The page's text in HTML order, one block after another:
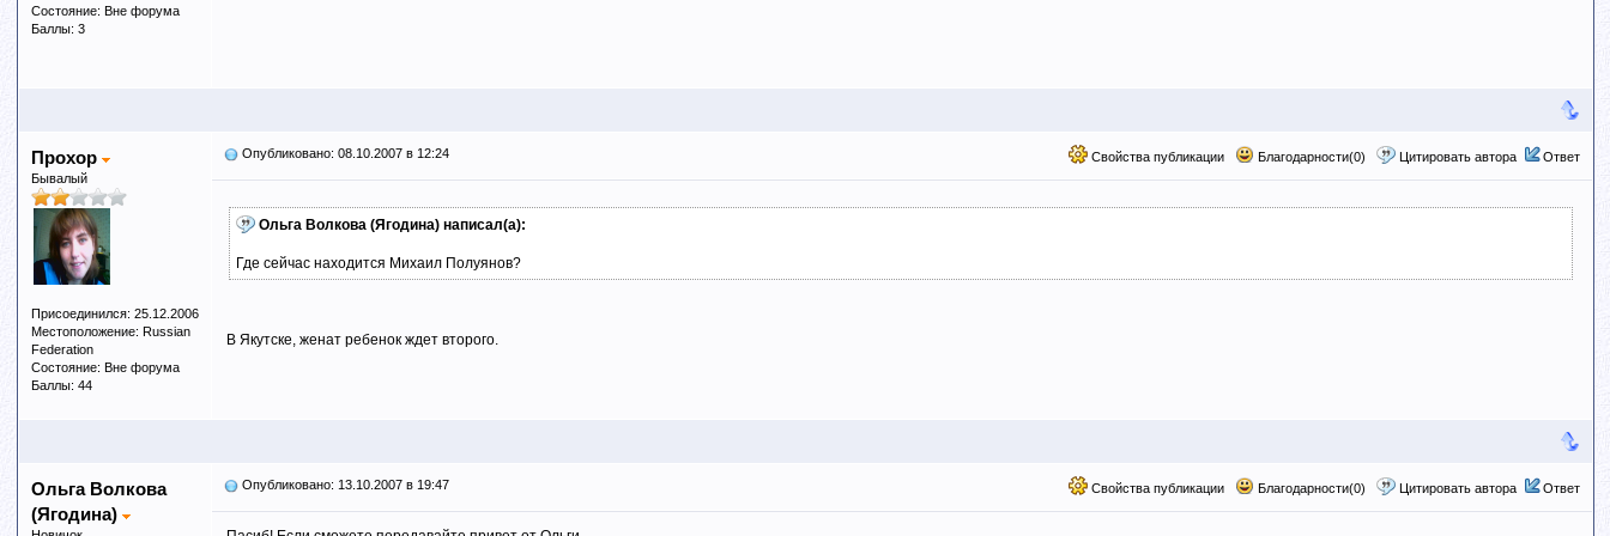
Состояние: Вне форума
Баллы: 3
Прохор
Бывалый
Присоединился: 25.12.2006
Местоположение: Russian
Federation
Состояние: Вне форума
Баллы: 44
Свойства публикации Благодарности(0) Цитировать автора Ответ
Опубликовано: 08.10.2007 в 12:24
Ольга Волкова (Ягодина) написал(а):
Где сейчас находится Михаил Полуянов?
В Якутске, женат ребенок ждет второго.
Ольга Волкова
(Ягодина)
Свойства публикации Благодарности(0) Цитировать автора Ответ
Опубликовано: 13.10.2007 в 19:47